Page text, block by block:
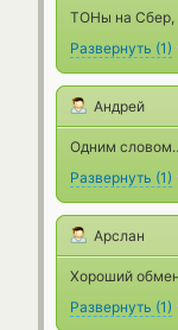
ТОНы на Сбер,
Развернуть (1)
Андрей
Одним
Развернуть (1)
Арслан
Хороший
Развернуть (1)